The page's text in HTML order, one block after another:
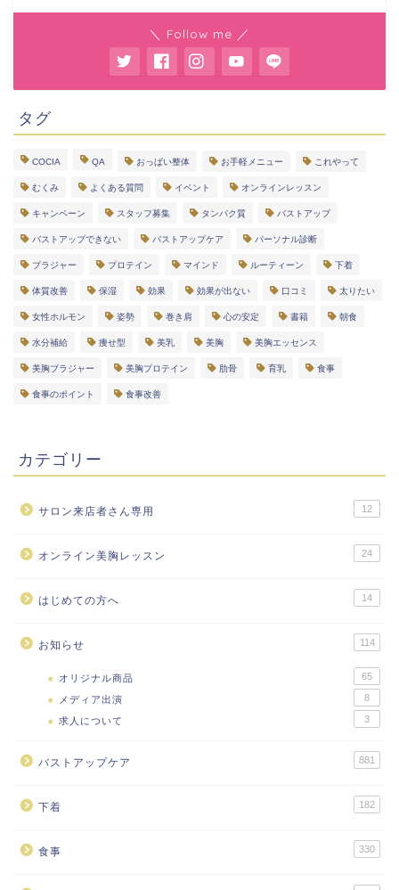
＼ Follow me ／
タグ
COCIA QA おっぱい整体 お手軽メニュー これやって
むくみ よくある質問 イベント オンラインレッスン
キャンペーン スタッフ募集 タンパク質 バストアップ
バストアップできない バストアップケア パーソナル診断
ブラジャー プロテイン マインド ルーティーン 下着
体質改善 保湿 効果 効果が出ない 口コミ 太りたい
女性ホルモン 姿勢 巻き肩 心の安定 書籍 朝食
水分補給 痩せ型 美乳 美胸 美胸エッセンス
美胸ブラジャー 美胸プロテイン 肋骨 育乳 食事
食事のポイント 食事改善
カテゴリー
サロン来店者さん専用 12
オンライン美胸レッスン 24
はじめての方へ 14
お知らせ 114
オリジナル商品 65
メディア出演 8
求人について 3
バストアップケア 881
下着 182
食事 330